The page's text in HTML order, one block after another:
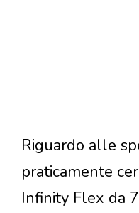
Riguardo alle
praticamente
Infinity Flex da